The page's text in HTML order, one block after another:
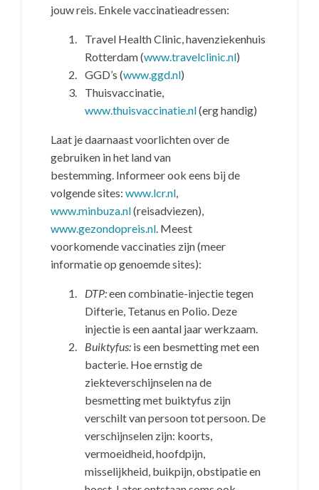
jouw reis. Enkele vaccinatieadressen:
Travel Health Clinic, havenziekenhuis
Rotterdam (www.travelclinic.nl)
GGD’s (www.ggd.nl)
Thuisvaccinatie,
www.thuisvaccinatie.nl(erg handig)
Laat je daarnaast voorlichten over de
gebruiken in het land van
bestemming. Informeer ook eens bij de
volgende sites:www.lcr.nl,
www.minbuza.nl(reisadviezen),
www.gezondopreis.nl. Meest
voorkomende vaccinaties zijn (meer
informatie op genoemde sites):
DTP:een combinatie-injectie tegen
Difterie, Tetanus en Polio. Deze
injectie is een aantal jaar werkzaam.
Buiktyfus: is een besmetting met een
bacterie. Hoe ernstig de
ziekteverschijnselen na de
besmetting met buiktyfus zijn
verschilt van persoon tot persoon. De
verschijnselen zijn: koorts,
vermoeidheid, hoofdpijn,
misselijkheid, buikpijn, obstipatie en